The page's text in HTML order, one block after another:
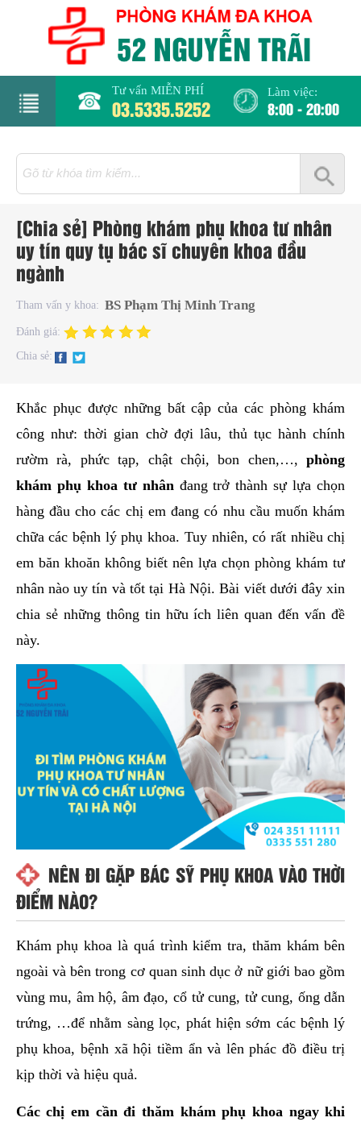
Tư vấn MIỄN PHÍ
03.5335.5252
Làm việc:
8:00 - 20:00
[Chia sẻ] Phòng khám phụ khoa tư nhân
uy tín quy tụ bác sĩ chuyên khoa đầu
ngành
Tham vấn y khoa: BS Phạm Thị Minh Trang
Đánh giá:
Chia sẻ:
Khắc phục được những bất cập của các phòng khám
công như: thời gian chờ đợi lâu, thủ tục hành chính
rườm rà, phức tạp, chật chội, bon chen,…,phòng
khám phụ khoa tư nhânđang trở thành sự lựa chọn
hàng đầu cho các chị em đang có nhu cầu muốn khám
chữa các bệnh lý phụ khoa. Tuy nhiên, có rất nhiều chị
em băn khoăn không biết nên lựa chọn phòng khám tư
nhân nào uy tín và tốt tại Hà Nội. Bài viết dưới đây xin
chia sẻ những thông tin hữu ích liên quan đến vấn đề
này.
NÊN ĐI GẶP BÁC SỸ PHỤ KHOA VÀO THỜI
ĐIỂM NÀO?
Khám phụ khoa là quá trình kiểm tra, thăm khám bên
ngoài và bên trong cơ quan sinh dục ở nữ giới bao gồm
vùng mu, âm hộ, âm đạo, cổ tử cung, tử cung, ống dẫn
trứng, …để nhằm sàng lọc, phát hiện sớm các bệnh lý
phụ khoa, bệnh xã hội tiềm ẩn và lên phác đồ điều trị
kịp thời và hiệu quả.
Các chị em cần đi thăm khám phụ khoa ngay khi